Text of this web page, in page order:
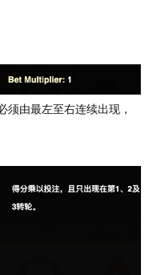
由最左至右连续出现，